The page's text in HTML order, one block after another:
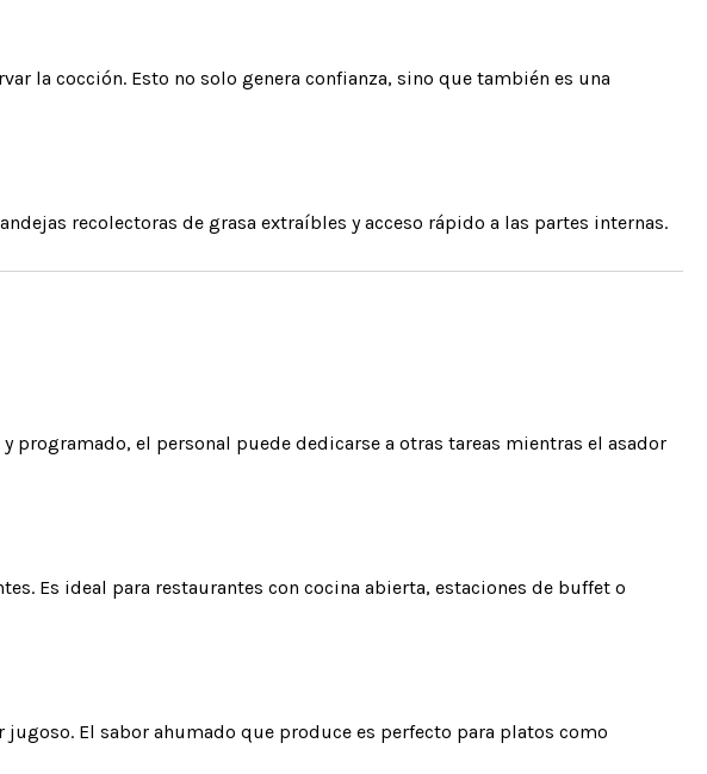
la cocción. Esto no solo genera confianza, sino que también es una
recolectoras de grasa extraíbles y acceso rápido a las partes internas.
programado, el personal puede dedicarse a otras tareas mientras el asador
Es ideal para restaurantes con cocina abierta, estaciones de buffet o
El sabor ahumado que produce es perfecto para platos como